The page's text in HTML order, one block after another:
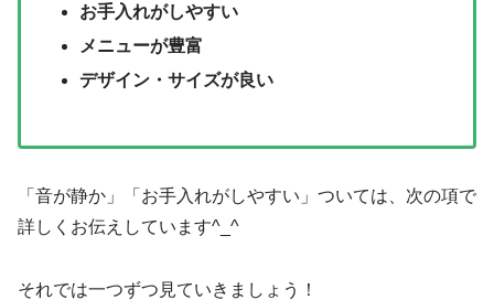
お手入れがしやすい
メニューが豊富
デザイン・サイズが良い
「音が静か」「お手入れがしやすい」ついては、次の項で
詳しくお伝えしています^_^
それでは一つずつ見ていきましょう！